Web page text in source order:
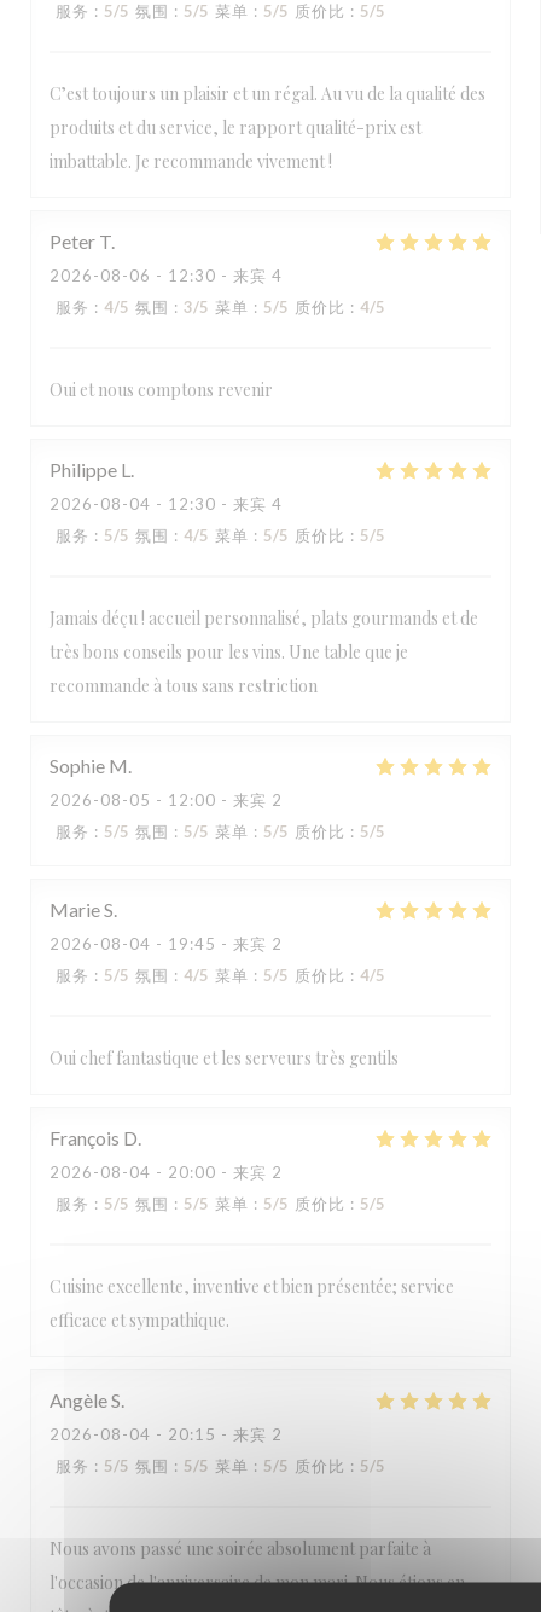
服务 : 5/5 氛围 : 5/5 菜单 : 5/5 质价比 : 5/5
C’est toujours un plaisir et un régal. Au vu de la qualité des
produits et du service, le rapport qualité-prix est
imbattable. Je recommande vivement !
Peter T
2026-08-06 - 12:30 - 来宾 4
服务 : 4/5 氛围 : 3/5 菜单 : 5/5 质价比 : 4/5
Oui et nous comptons revenir
Philippe L
2026-08-04 - 12:30 - 来宾 4
服务 : 5/5 氛围 : 4/5 菜单 : 5/5 质价比 : 5/5
Jamais déçu ! accueil personnalisé, plats gourmands et de
très bons conseils pour les vins. Une table que je
recommande à tous sans restriction
Sophie M
2026-08-05 - 12:00 - 来宾 2
服务 : 5/5 氛围 : 5/5 菜单 : 5/5 质价比 : 5/5
MarieS
2026-08-04 - 19:45 - 来宾 2
服务 : 5/5 氛围 : 4/5 菜单 : 5/5 质价比 : 4/5
Oui chef fantastique et les serveurs très gentils
François D
2026-08-04 - 20:00 - 来宾 2
服务 : 5/5 氛围 : 5/5 菜单 : 5/5 质价比 : 5/5
Cuisine excellente, inventive et bien présentée; service
efficace et sympathique.
AngèleS
2026-08-04 - 20:15 - 来宾 2
服务 : 5/5 氛围 : 5/5 菜单 : 5/5 质价比 : 5/5
Nous avons passé une soirée absolument parfaite à
l'occasion de l'anniversaire de mon mari. Nous étions en
LA TABLE DE CATUSSEAU